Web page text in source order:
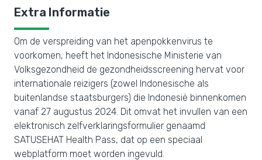
Extra Informatie
Om de verspreiding van het apenpokkenvirus te
voorkomen, heeft het Indonesische Ministerie van
Volksgezondheid de gezondheidsscreening hervat voor
internationale reizigers (zowel Indonesische als
buitenlandse staatsburgers) die Indonesië binnenkomen
vanaf 27 augustus 2024. Dit omvat het invullen van een
elektronisch zelfverklaringsformulier genaamd
SATUSEHAT Health Pass, dat op een speciaal
webplatform moet worden ingevuld.